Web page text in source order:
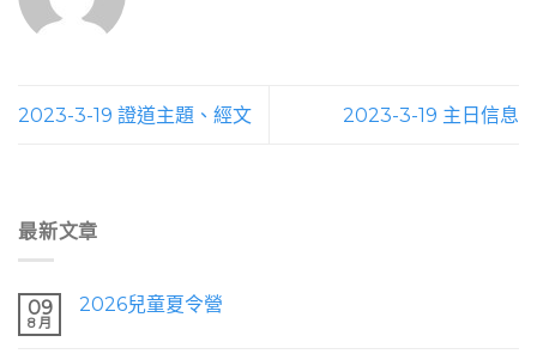
2023-3-19 證道主題、經文 2023-3-19 主日信息
最新文章
09
8 月
2026兒童夏令營